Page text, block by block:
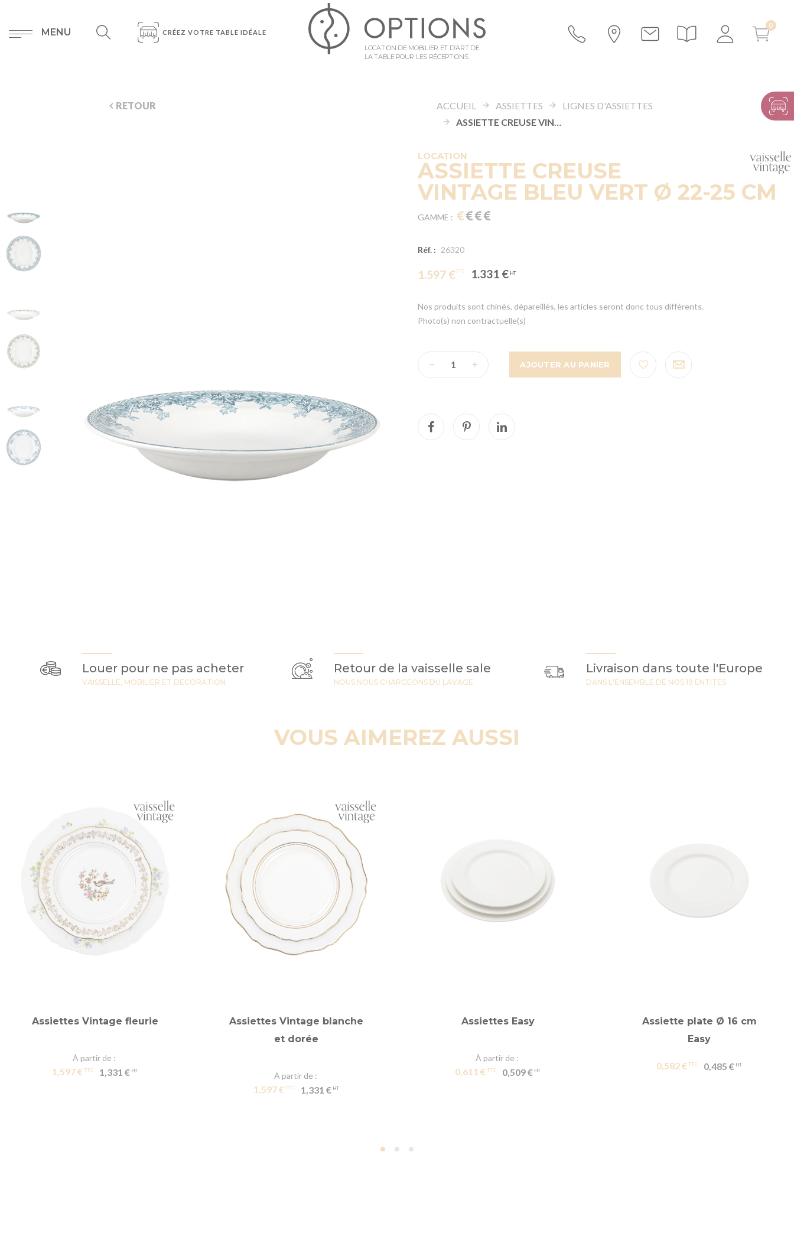
MENU CRÉEZ VOTRE TABLE IDÉALE
LOCATION DE MOBILIER ET D’ART DE
LA TABLE POUR LES RÉCEPTIONS
RETOUR ACCUEIL ASSIETTES
LIGNES D'ASSIETTES
ASSIETTE CREUSE VINTAGE BLEU VERT Ø 22-25 CM
LOCATION
ASSIETTE CREUSE
VINTAGE BLEU VERT Ø 22-25 CM
GAMME :
Réf. : 26320
1.597 € 1.331 €
Nos produits sont chinés, dépareillés, les articles seront donc tous différents.
Photo(s) non contractuelle(s)
AJOUTER AU PANIER
Louer pour ne pas acheter
VAISSELLE, MOBILIER ET DECORATION
Retour de la vaisselle sale
NOUS NOUS CHARGEONS DU LAVAGE
Livraison dans toute l'Europe
DANS L'ENSEMBLE DE NOS 19 ENTITES
VOUS AIMEREZ AUSSI
Assiettes Vintage fleurie
À partir de
1,597 € 1,331 €
Assiettes Vintage blanche
et dorée
À partir de
1,597 € 1,331 €
Assiettes Easy
À partir de
0,611 € 0,509 €
Assiette plate Ø 16 cm
Easy
0,582 € 0,485 €